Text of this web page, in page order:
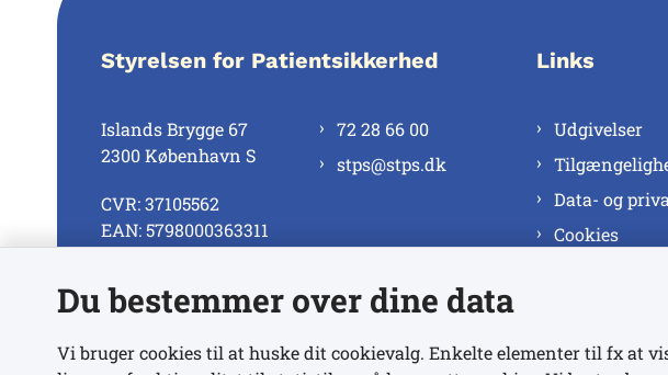
Styrelsen for Patientsikkerhed
Islands Brygge 67
2300 København S
CVR: 37105562
EAN: 5798000363311
72 28 66 00
stps@stps.dk
Se alle kontaktnumre
Links
Udgivelser
Data- og
Cookies
Du bestemmer over dine data
Vi bruger cookies til at huske dit cookievalg. Enkelte elementer til fx at